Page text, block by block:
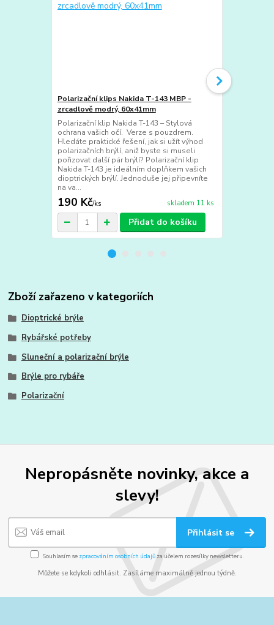
Polarizační klips Nakida T-143 MBP -
zrcadlově modrý, 60x41mm
Polarizační klip Nakida T-143 – Stylová
ochrana vašich očí. Verze s pouzdrem.
Hledáte praktické řešení, jak si užít výhod
polarizačních brýlí, aniž byste si museli
pořizovat další pár brýlí? Polarizační klip
Nakida T-143 je ideálním doplňkem vašich
dioptrických brýlí. Jednoduše jej připevníte
na va...
190 Kč/ks skladem 11 ks
Přidat do košíku
Zboží zařazeno v kategoriích
Dioptrické brýle
Rybářské potřeby
Sluneční a polarizační brýle
Brýle pro rybáře
Polarizační
Nepropásněte novinky, akce a
slevy!
Přihlásit se
Souhlasím se zpracováním osobních údajůza účelem rozesílky newsletteru.
Můžete se kdykoli odhlásit. Zasíláme maximálně jednou týdně.